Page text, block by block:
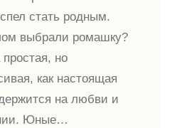
стать родным.
выбрали ромашку?
но
как настоящая
на любви и
Юные…